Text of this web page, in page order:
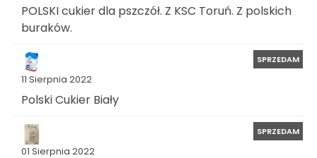
POLSKI cukier dla pszczół. Z KSC Toruń. Z polskich
buraków.
11 Sierpnia 2022
SPRZEDAM
Polski Cukier Biały
01 Sierpnia 2022
SPRZEDAM